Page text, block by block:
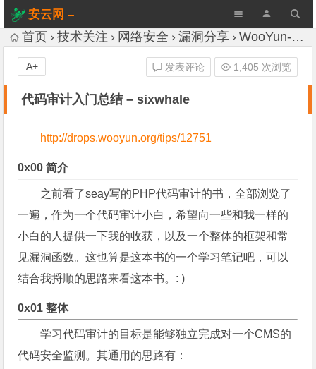
安云网 –
AnYun.ORG
首页 技术关注 网络安全 漏洞分享 WooYun-Drops
代码审计入门总结 – sixwhale
发表评论 1,405 次浏览
A+
http://drops.wooyun.org/tips/12751
0x00 简介
之前看了seay写的PHP代码审计的书，全部浏览了
一遍，作为一个代码审计小白，希望向一些和我一样的
小白的人提供一下我的收获，以及一个整体的框架和常
见漏洞函数。这也算是这本书的一个学习笔记吧，可以
结合我捋顺的思路来看这本书。: )
0x01 整体
学习代码审计的目标是能够独立完成对一个CMS的
代码安全监测。其通用的思路有：